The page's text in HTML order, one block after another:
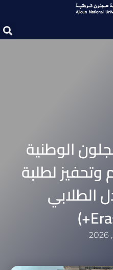
الوطنية
لطلبة
الطلابي